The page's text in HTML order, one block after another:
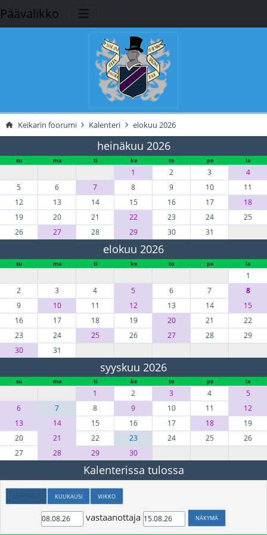
Päävalikko
Keikarin foorumi Kalenteri elokuu 2026
heinäkuu 2026
su ma ti ke to pe la
1 2 3
4
5
6 7 8 9 10
11
12
13 14 15 16 17
18
19
20 21 22 23 24
25
26
27 28 29 30 31
elokuu 2026
su ma ti ke to pe la
1
2
3 4 5 6 7
8
9
10 11 12 13 14
15
16
17 18 19 20 21
22
23
24 25 26 27 28
29
30
31
syyskuu 2026
su ma ti ke to pe la
1 2 3 4
5
6
7 8 9 10 11
12
13
14 15 16 17 18
19
20
21 22 23 24 25
26
27
28 29 30
Kalenterissa tulossa
LUETTELO KUUKAUSI VIIKKO
vastaanottaja